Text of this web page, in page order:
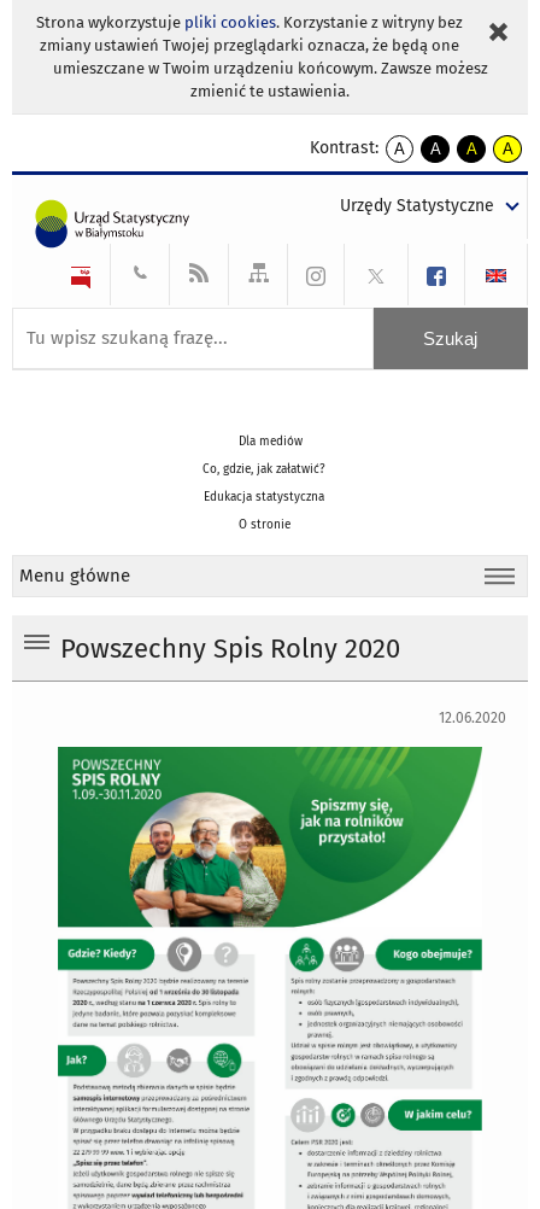
Strona wykorzystuje pliki cookies. Korzystanie z witryny bez
zmiany ustawień Twojej przeglądarki oznacza, że będą one
umieszczane w Twoim urządzeniu końcowym. Zawsze możesz
zmienić te ustawienia.
Kontrast:
A
kontrast
A
kontrast
tekst
czarnym
A
kontrast
tekst
czarnym
A
tekst
żółtym
Urzędy Statystyczne
Dla mediów
Co, gdzie, jak załatwić?
Edukacja statystyczna
O stronie
Menu główne
Powszechny Spis Rolny 2020
12.06.2020